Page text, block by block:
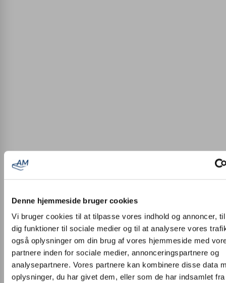
Denne hjemmeside bruger cookies
Vi bruger cookies til at tilpasse vores indhold og annoncer,
dig funktioner til sociale medier og til at analysere vores
også oplysninger om din brug af vores hjemmeside med
partnere inden for sociale medier, annonceringspartnere og
analysepartnere. Vores partnere kan kombinere disse data
oplysninger, du har givet dem, eller som de har indsamlet